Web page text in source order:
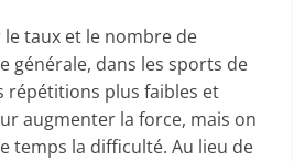
taux et le nombre de
générale, dans les sports de
répétitions plus faibles et
augmenter la force, mais on
temps la difficulté. Au lieu de